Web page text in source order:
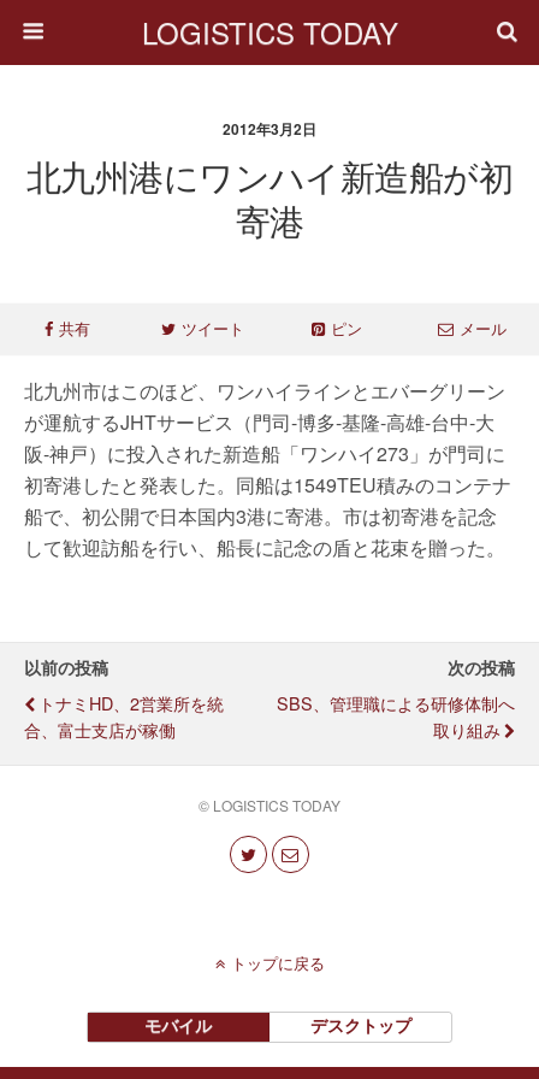
LOGISTICS TODAY
2012年3月2日
北九州港にワンハイ新造船が初
寄港
共有 ツイート ピン メール
北九州市はこのほど、ワンハイラインとエバーグリーン
が運航するJHTサービス（門司-博多-基隆-高雄-台中-大
阪-神戸）に投入された新造船「ワンハイ273」が門司に
初寄港したと発表した。同船は1549TEU積みのコンテナ
船で、初公開で日本国内3港に寄港。市は初寄港を記念
して歓迎訪船を行い、船長に記念の盾と花束を贈った。
以前の投稿
トナミHD、2営業所を統
合、富士支店が稼働
次の投稿
SBS、管理職による研修体制へ
取り組み
© LOGISTICS TODAY
トップに戻る
モバイル デスクトップ